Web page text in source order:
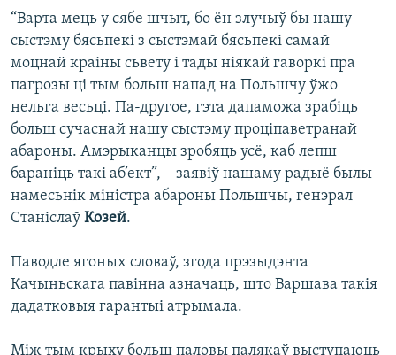
“Варта мець у сябе шчыт, бо ён злучыў бы нашу
сыстэму бясьпекі з сыстэмай бясьпекі самай
моцнай краіны сьвету і тады ніякай гаворкі пра
пагрозы ці тым больш напад на Польшчу ўжо
нельга весьці. Па-другое, гэта дапаможа зрабіць
больш сучаснай нашу сыстэму проціпаветранай
абароны. Амэрыканцы зробяць усё, каб лепш
бараніць такі аб’ект”, – заявіў нашаму радыё былы
намесьнік міністра абароны Польшчы, генэрал
Станіслаў Козей.
Паводле ягоных словаў, згода прэзыдэнта
Качыньскага павінна азначаць, што Варшава такія
дадатковыя гарантыі атрымала.
Між тым крыху больш паловы палякаў выступаюць